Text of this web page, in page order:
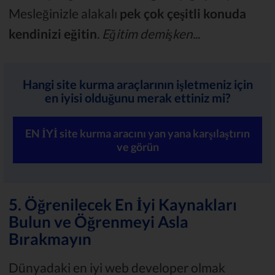
Mesleğinizle alakalı pek çok çeşitli konuda
kendinizi eğitin. Eğitim demişken...
Hangi site kurma araçlarının işletmeniz için
en iyisi olduğunu merak ettiniz mi?
EN İYİ site kurma aracını yan yana karşılaştırın
ve görün
5. Öğrenilecek En İyi Kaynakları
Bulun ve Öğrenmeyi Asla
Bırakmayın
Dünyadaki en iyi web developer olmak